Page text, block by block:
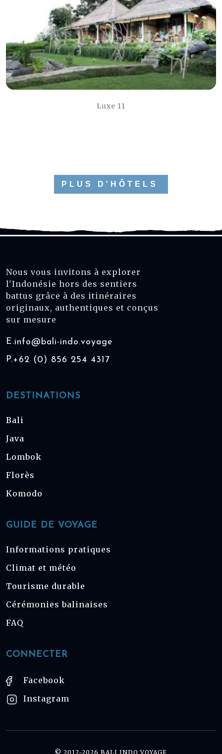
Luxe 11
PLUS D'HÔTELS
Nous vous invitons à explorer
l'Indonésie hors des sentiers
battus grâce à des itinéraires
originaux, authentiques et conçus
sur mesure
E.info@bali-indo.voyage
P.+62 (0) 856 254 4317
DESTINATIONS
Bali
Java
Lombok
Florès
Komodo
GUIDE DE VOYAGE
Informations pratiques
Climat et météo
Tourisme durable
Cérémonies balinaises
FAQ
CONNECTER
Facebook
Instagram
© 2012-2026 BALI INDO VOYAGE